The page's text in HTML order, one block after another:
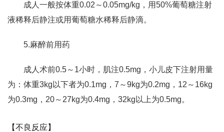
成人一般按体重0.02～0.05mg/kg，用50%葡萄糖注射
液稀释后静注或用葡萄糖水稀释后静滴。
5.麻醉前用药
成人术前0.5～1小时，肌注0.5mg，小儿皮下注射用量
为：体重3kg以下者为0.1mg，7～9kg为0.2mg，12～16kg
为0.3mg，20～27kg为0.4mg，32kg以上为0.5mg。
【不良反应】